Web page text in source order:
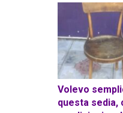
Volevo
questa sedia,